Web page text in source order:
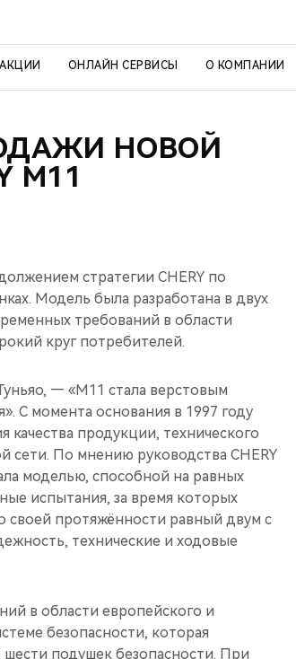
АКЦИИ ОНЛАЙН СЕРВИСЫ О КОМПАНИИ
НОВОЙ
М11
стратегии CHERY по
Модель была разработана в двух
требований в области
круг потребителей.
— «М11 стала верстовым
С момента основания в 1997 году
качества продукции, технического
сети. По мнению руководства CHERY
моделью, способной на равных
испытания, за время которых
своей протяжённости равный двум с
технические и ходовые
в области европейского и
безопасности, которая
шести подушек безопасности. При